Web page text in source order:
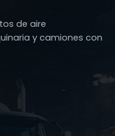
de aire
y camiones con